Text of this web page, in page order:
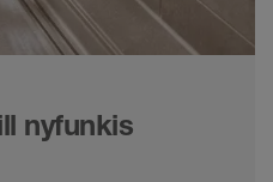
nyfunkis